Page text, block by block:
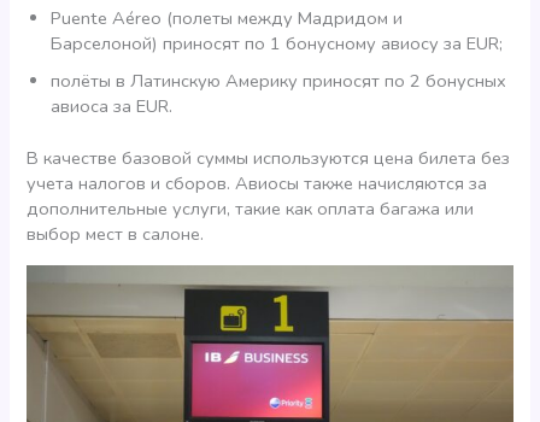
Puente Aéreo (полеты между Мадридом и
Барселоной) приносят по 1 бонусному авиосу за EUR;
полёты в Латинскую Америку приносят по 2 бонусных
авиоса за EUR.
В качестве базовой суммы используются цена билета без
учета налогов и сборов. Авиосы также начисляются за
дополнительные услуги, такие как оплата багажа или
выбор мест в салоне.